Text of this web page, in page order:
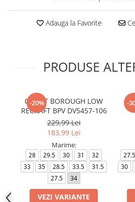
Adauga la Favorite
PRODUSE
-20%
COURT BOROUGH LOW
RECRAFT BPV DV5457-106
229,99 Lei
183,99 Lei
Marime:
28 29.5 30 31
32
33
35 28.5 33.5
31.5
27.5
34
VEZI VARIANTE
-
27.5
30